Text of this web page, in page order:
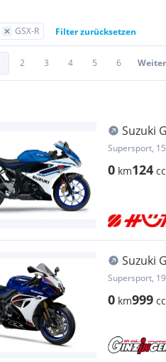
GSX-R Filter zurücksetzen
2 3 4 5 6 Weiter
Suzuki
Hauspreis!
Supersport,
0 km124
Suzuki
Supersport,
0 km999